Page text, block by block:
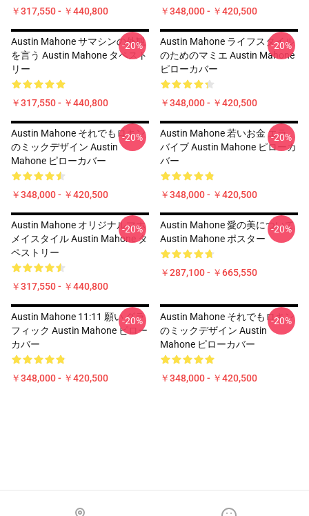
￥317,550 - ￥440,800 ￥348,000 - ￥420,500
Austin Mahone サマシンの外観
を言う Austin Mahone タペスト
リー
￥317,550 - ￥440,800
-20%
Austin Mahone ライフスタイル
のためのマミエ Austin Mahone
ピローカバー
￥348,000 - ￥420,500
-20%
Austin Mahone それでもロキン
のミックデザイン Austin
Mahone ピローカバー
￥348,000 - ￥420,500
-20%
Austin Mahone 若いお金 エラ
バイブ Austin Mahone ピローカ
バー
￥348,000 - ￥420,500
-20%
Austin Mahone オリジナルマホ
メイスタイル Austin Mahone タ
ペストリー
￥317,550 - ￥440,800
-20%
Austin Mahone 愛の美について
Austin Mahone ポスター
￥287,100 - ￥665,550
-20%
Austin Mahone 11:11 願い グラ
フィック Austin Mahone ピロー
カバー
￥348,000 - ￥420,500
-20%
Austin Mahone それでもロキン
のミックデザイン Austin
Mahone ピローカバー
￥348,000 - ￥420,500
-20%